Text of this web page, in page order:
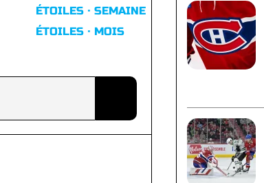
ÉTOILES · SEMAINE
ÉTOILES · MOIS